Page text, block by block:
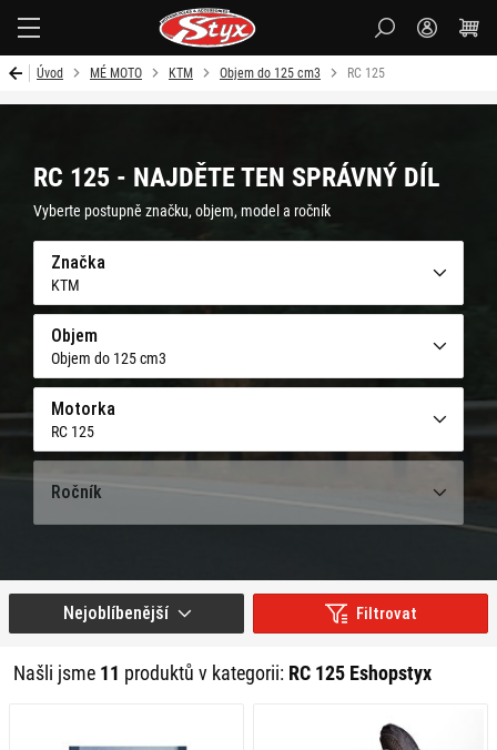
Úvod MÉ MOTO KTM Objem do 125 cm3 RC 125
RC 125 - NAJDĚTE TEN SPRÁVNÝ DÍL
Vyberte postupně značku, objem, model a ročník
Značka
KTM
Objem
Objem do 125 cm3
Motorka
RC 125
Ročník
Filtrovat
Našli jsme 11 produktů v kategorii: RC 125 Eshopstyx
Nejoblíbenější